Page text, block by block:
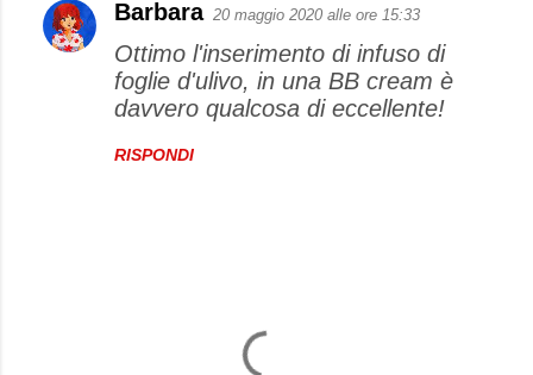
Barbara 20 maggio 2020 alle ore 15:33
Ottimo l'inserimento di infuso di
foglie d'ulivo, in una BB cream è
davvero qualcosa di eccellente!
RISPONDI